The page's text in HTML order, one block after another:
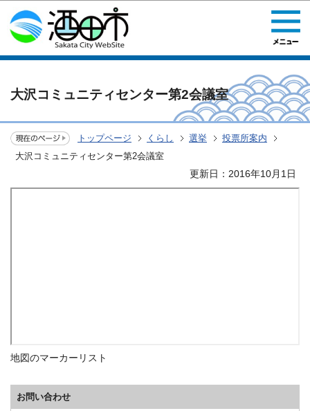
このページの本文へ移動
大沢コミュニティセンター第2会議室
トップページ くらし 選挙
投票所案内
大沢コミュニティセンター第2会議室
更新日：2016年10月1日
地図のマーカーリスト
お問い合わせ